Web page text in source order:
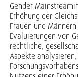
Gender
Erhöhung der
Frauen und
Evaluierungen von
rechtliche,
Aspekte